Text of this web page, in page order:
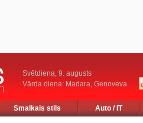
Svētdiena, 9. augusts
Vārda diena: Madara, Genoveva
Smalkais stils Auto / IT